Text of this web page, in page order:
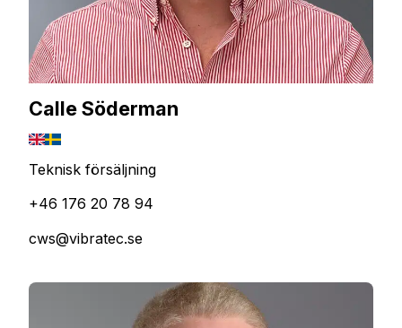
Calle Söderman
Teknisk försäljning
+46 176 20 78 94
cws@vibratec.se